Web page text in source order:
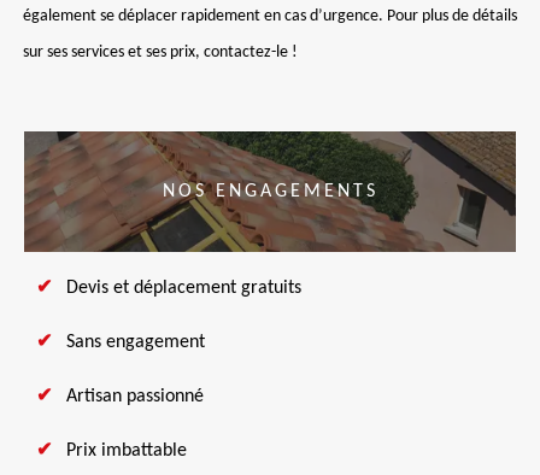
également se déplacer rapidement en cas d’urgence. Pour plus de détails
sur ses services et ses prix, contactez-le !
NOS ENGAGEMENTS
Devis et déplacement gratuits
Sans engagement
Artisan passionné
Prix imbattable